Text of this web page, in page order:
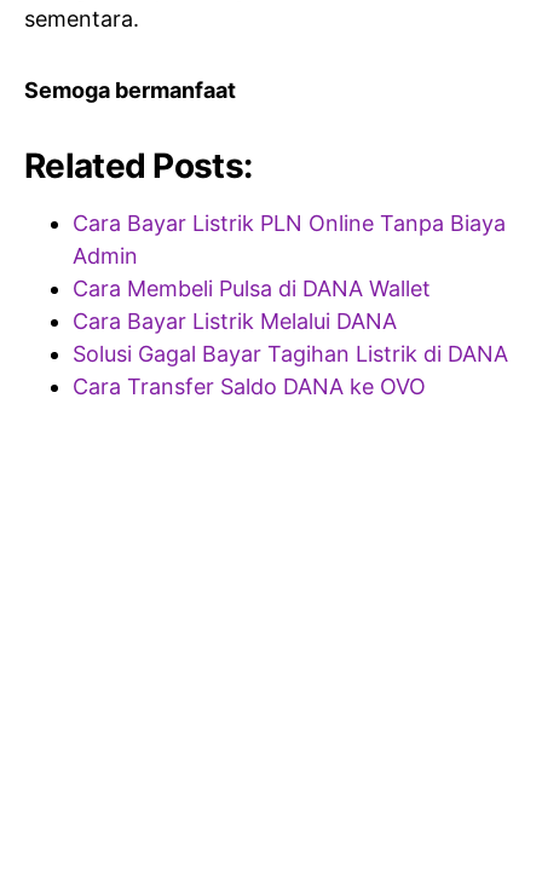
sementara.
Semoga bermanfaat
Related Posts:
Cara Bayar Listrik PLN Online Tanpa Biaya
Admin
Cara Membeli Pulsa di DANA Wallet
Cara Bayar Listrik Melalui DANA
Solusi Gagal Bayar Tagihan Listrik di DANA
Cara Transfer Saldo DANA ke OVO